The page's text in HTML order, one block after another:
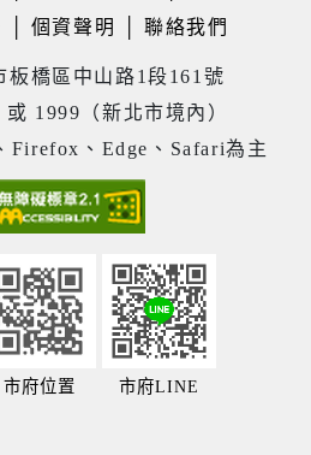
個資聲明 │聯絡我們
橋區中山路1段161號
1999（新北市境內）
Firefox、Edge、Safari為主
市府位置 市府LINE